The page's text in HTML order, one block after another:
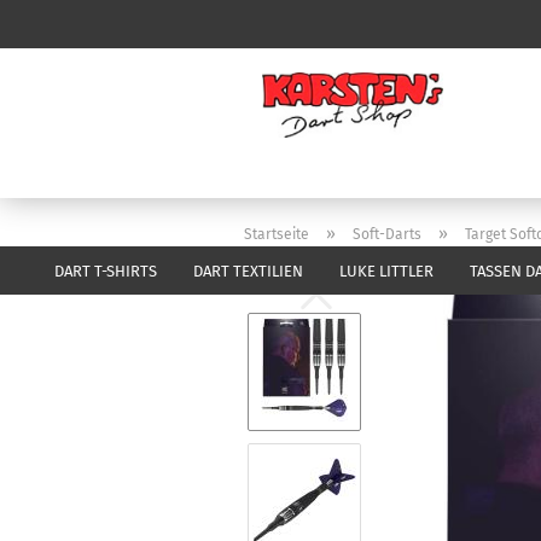
DART T-SHIRTS DART TEXTILIEN LUKE LITTLER TASSEN
Startseite » Soft-Darts » Target